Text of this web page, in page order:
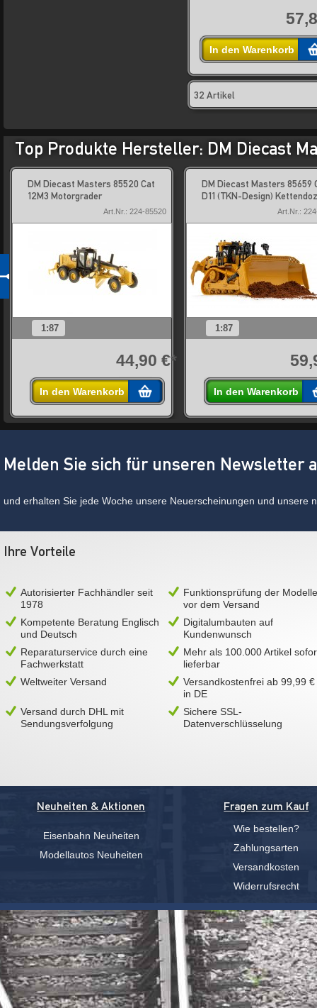
In den Warenkorb
32 Artikel
Top Produkte Hersteller: DM Diecast
DM Diecast Masters 85520 Cat
12M3 Motorgrader
Art.Nr.: 224-85520
1:87
44,90 €*
In den Warenkorb
DM Diecast Masters 85659
D11 (TKN-Design)
Art.Nr.:
1:87
In den Warenkorb
Melden Sie sich für unseren Newsletter
und erhalten Sie jede Woche unsere Neuerscheinungen und unsere
Ihre Vorteile
Autorisierter Fachhändler seit
1978
Funktionsprüfung der Modelle
vor dem Versand
Kompetente Beratung Englisch
und Deutsch
Digitalumbauten auf
Kundenwunsch
Reparaturservice durch eine
Fachwerkstatt
Mehr als 100.000 Artikel
lieferbar
Weltweiter Versand
Versandkostenfrei ab 99,99 €
in DE
Versand durch DHL mit
Sendungsverfolgung
Sichere SSL-
Datenverschlüsselung
Neuheiten & Aktionen
Eisenbahn Neuheiten
Modellautos Neuheiten
Fragen zum Kauf
Wie bestellen?
Zahlungsarten
Versandkosten
Widerrufsrecht